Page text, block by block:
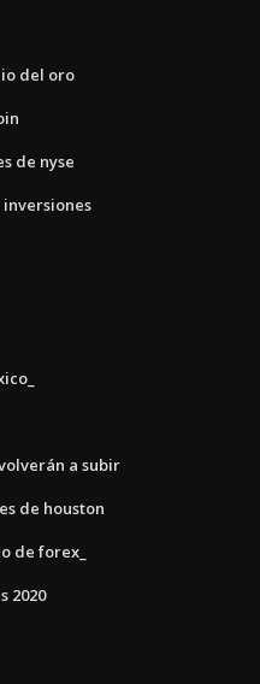
del oro
de nyse
a subir
de houston
de forex_
2020